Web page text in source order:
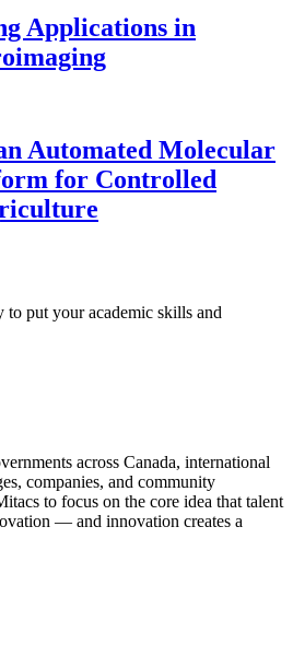
Applications in
Automated Molecular
for Controlled
put your academic skills and
across Canada, international
companies, and community
to focus on the core idea that talent
— and innovation creates a